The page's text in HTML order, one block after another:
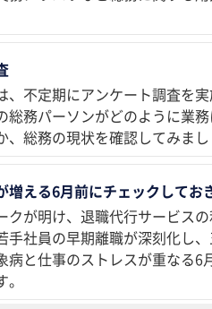
、不定期にアンケート調査を
総務パーソンがどのように業
、総務の現状を確認してみま
増える6月前にチェックしてお
クが明け、退職代行サービス
手社員の早期離職が深刻化し
病と仕事のストレスが重なる6